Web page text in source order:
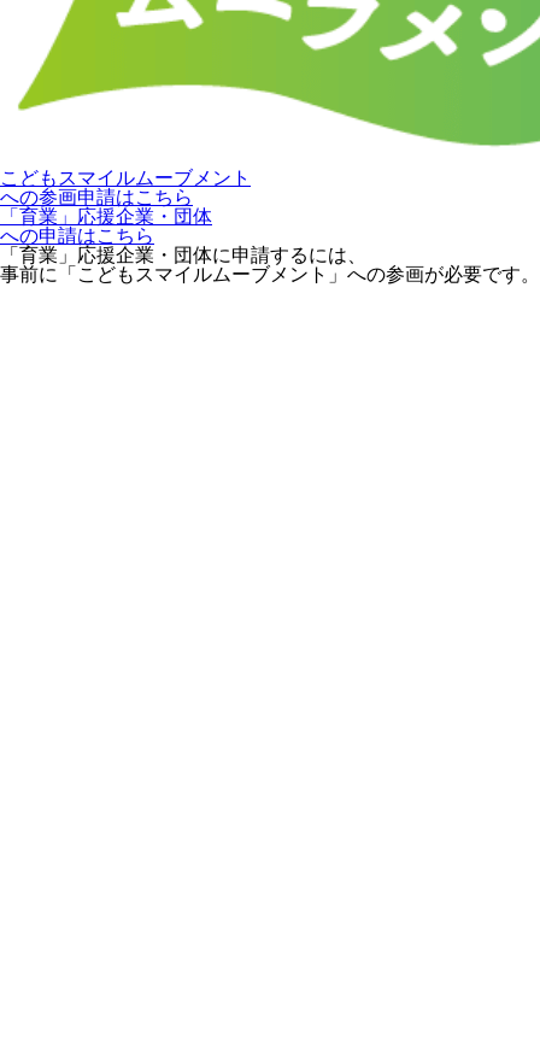
こどもスマイルムーブメント
への参画申請はこちら
「育業」応援企業・団体
への申請はこちら
「育業」応援企業・団体に申請するには、
事前に「こどもスマイルムーブメント」への参画が必要です。